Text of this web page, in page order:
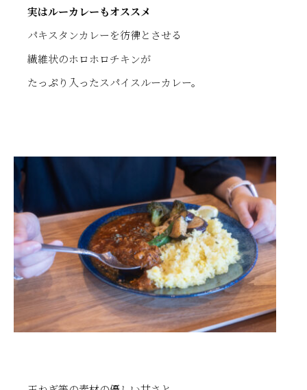
実はルーカレーもオススメ
パキスタンカレーを彷彿とさせる
繊維状のホロホロチキンが
たっぷり入ったスパイスルーカレー。